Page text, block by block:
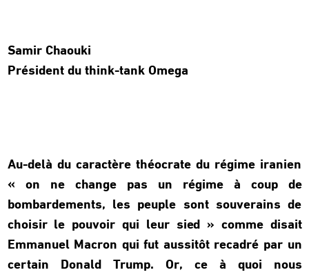
Samir Chaouki
Président du think-tank Omega
Au-delà du caractère théocrate du régime iranien
« on ne change pas un régime à coup de
bombardements, les peuple sont souverains de
choisir le pouvoir qui leur sied » comme disait
Emmanuel Macron qui fut aussitôt recadré par un
certain Donald Trump. Or, ce à quoi nous